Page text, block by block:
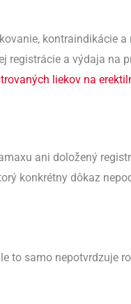
kontraindikácie a
registrácie a výdaja na
liekov na
ani doložený
konkrétny dôkaz
to samo nepotvrdzuje